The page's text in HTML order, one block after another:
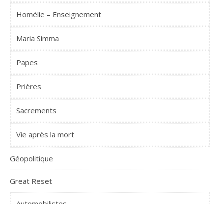
Homélie – Enseignement
Maria Simma
Papes
Prières
Sacrements
Vie après la mort
Géopolitique
Great Reset